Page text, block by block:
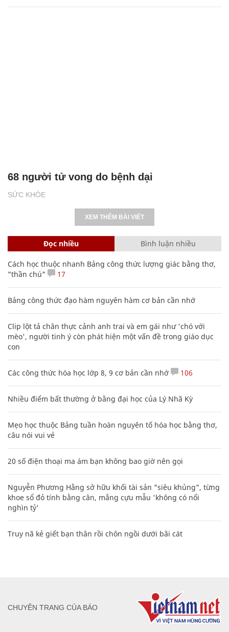
SỨC KHỎE
68 người tử vong do bệnh dại
XEM THÊM BÀI VIẾT
Đọc nhiều Bình luận nhiều
Cách học thuộc nhanh Bảng công thức lượng giác bằng thơ,
"thần chú"
17
Bảng công thức đạo hàm nguyên hàm cơ bản cần nhớ
Clip lột tả chân thực cảnh anh trai và em gái như 'chó với
mèo', người tinh ý còn phát hiện một vấn đề trong giáo dục
con
Các công thức hóa học lớp 8, 9 cơ bản cần nhớ 106
Nhiều điểm bất thường ở bằng đại học của Lý Nhã Kỳ
Mẹo học thuộc Bảng tuần hoàn nguyên tố hóa học bằng thơ,
câu nói vui vẻ
20 số điện thoại ma ám bạn không bao giờ nên gọi
Nguyễn Phương Hằng sở hữu khối tài sản "siêu khủng", từng
khoe sổ đỏ tính bằng cân, mắng cựu mẫu 'không có nổi
nghìn tỷ'
Truy nã kẻ giết bạn thân rồi chôn ngồi dưới bãi cát
CHUYÊN TRANG CỦA BÁO